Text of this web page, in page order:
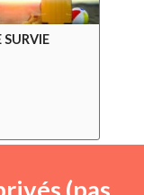
SURVIE
(pas